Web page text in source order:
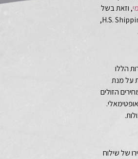
, וזאת בשל
סיבות שונות, כאשר המטרה היא להעביר אל מדינותת שמעבר לים תכולת דירה, חפצים שונים, סחורות ועוד. חברת H.S. Shipping,
הללו
על מנת
הזולים
של שילוח